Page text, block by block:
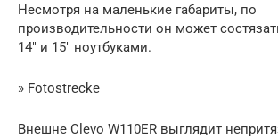
Несмотря на маленькие габариты, по
производительности он может
14″ и 15″ ноутбуками.
» Fotostrecke
Внешне Clevo W110ER выглядит